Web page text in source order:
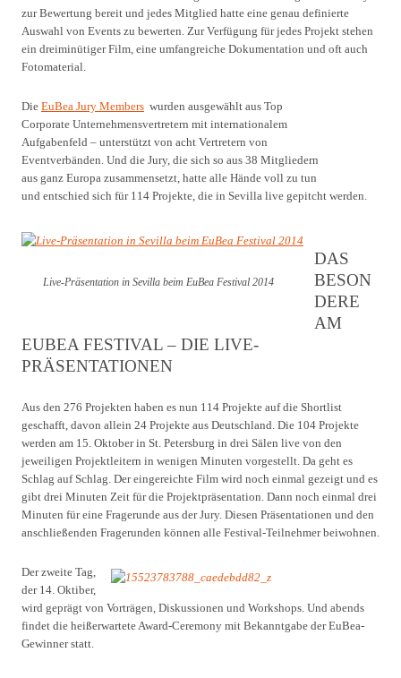
zur Bewertung bereit und jedes Mitglied hatte eine genau definierte
Auswahl von Events zu bewerten. Zur Verfügung für jedes Projekt stehen
ein dreiminütiger Film, eine umfangreiche Dokumentation und oft auch
Fotomaterial.
Die EuBea Jury Members wurden ausgewählt aus Top
Corporate Unternehmensvertretern mit internationalem
Aufgabenfeld – unterstützt von acht Vertretern von
Eventverbänden. Und die Jury, die sich so aus 38 Mitgliedern
aus ganz Europa zusammensetzt, hatte alle Hände voll zu tun
und entschied sich für 114 Projekte, die in Sevilla live gepitcht werden.
Live-Präsentation in Sevilla beim EuBea Festival 2014
DAS
BESON
DERE
AM
EUBEA FESTIVAL – DIE LIVE-
PRÄSENTATIONEN
Aus den 276 Projekten haben es nun 114 Projekte auf die Shortlist
geschafft, davon allein 24 Projekte aus Deutschland. Die 104 Projekte
werden am 15. Oktober in St. Petersburg in drei Sälen live von den
jeweiligen Projektleitern in wenigen Minuten vorgestellt. Da geht es
Schlag auf Schlag. Der eingereichte Film wird noch einmal gezeigt und es
gibt drei Minuten Zeit für die Projektpräsentation. Dann noch einmal drei
Minuten für eine Fragerunde aus der Jury. Diesen Präsentationen und den
anschließenden Fragerunden können alle Festival-Teilnehmer beiwohnen.
Der zweite Tag,
der 14. Oktiber,
wird geprägt von Vorträgen, Diskussionen und Workshops. Und abends
findet die heißerwartete Award-Ceremony mit Bekanntgabe der EuBea-
Gewinner statt.